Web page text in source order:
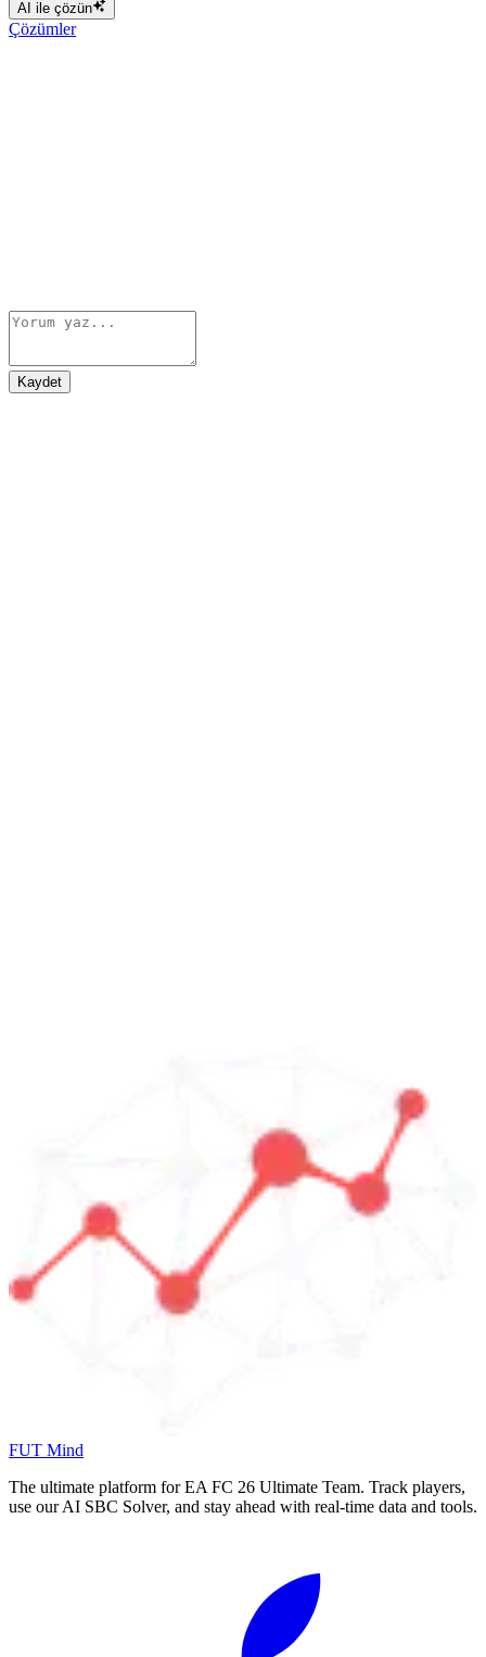
AI ile çözün
Çözümler
Kaydet
FUT Mind
The ultimate platform for EA FC 26 Ultimate Team. Track players,
use our AI SBC Solver, and stay ahead with real-time data and tools.